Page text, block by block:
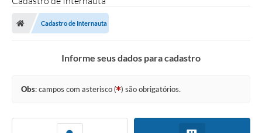
Cadastro de Internauta
Informe seus dados para cadastro
Obs: campos com asterisco ( ) são obrigatórios.